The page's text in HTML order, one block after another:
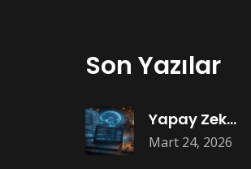
Son Yazılar
Mart 24, 2026
Yapay Zekâ ile Reklam Metni Yazmak